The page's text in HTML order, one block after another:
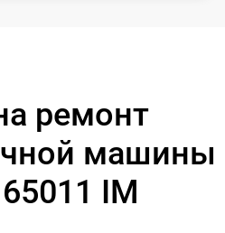
ремонт
машины
IM